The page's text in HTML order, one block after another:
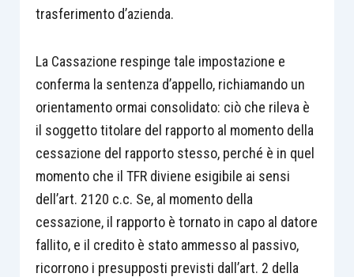
trasferimento d’azienda.
La Cassazione respinge tale impostazione e
conferma la sentenza d’appello, richiamando un
orientamento ormai consolidato: ciò che rileva è
il soggetto titolare del rapporto al momento della
cessazione del rapporto stesso, perché è in quel
momento che il TFR diviene esigibile ai sensi
dell’art. 2120 c.c. Se, al momento della
cessazione, il rapporto è tornato in capo al datore
fallito, e il credito è stato ammesso al passivo,
ricorrono i presupposti previsti dall’art. 2 della